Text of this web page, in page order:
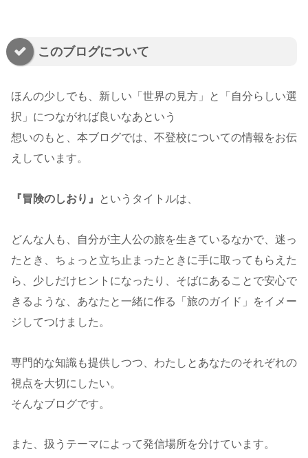
このブログについて
ほんの少しでも、新しい「世界の見方」と「自分らしい選
択」につながれば良いなあという
想いのもと、本ブログでは、不登校についての情報をお伝
えしています。
『冒険のしおり』 というタイトルは、
どんな人も、自分が主人公の旅を生きているなかで、迷っ
たとき、ちょっと立ち止まったときに手に取ってもらえた
ら、少しだけヒントになったり、そばにあることで安心で
きるような、あなたと一緒に作る「旅のガイド」をイメー
ジしてつけました。
専門的な知識も提供しつつ、わたしとあなたのそれぞれの
視点を大切にしたい。
そんなブログです。
また、扱うテーマによって発信場所を分けています。